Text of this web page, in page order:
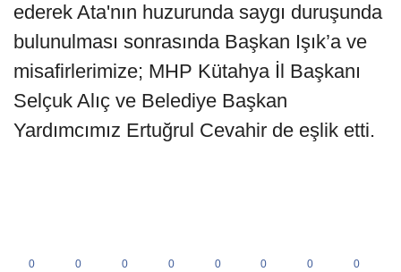
ederek Ata'nın huzurunda saygı duruşunda
bulunulması sonrasında Başkan Işık’a ve
misafirlerimize; MHP Kütahya İl Başkanı
Selçuk Alıç ve Belediye Başkan
Yardımcımız Ertuğrul Cevahir de eşlik etti.